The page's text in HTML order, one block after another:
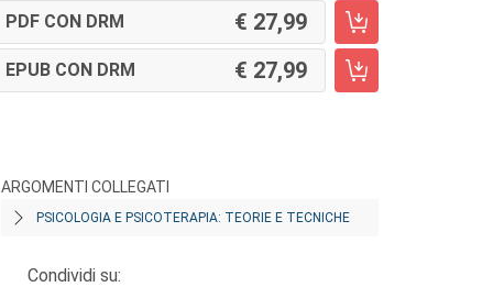
PDF CON DRM 27,99
EPUB CON DRM 27,99
ARGOMENTI COLLEGATI
PSICOLOGIA E PSICOTERAPIA: TEORIE E TECNICHE
Condividi su: